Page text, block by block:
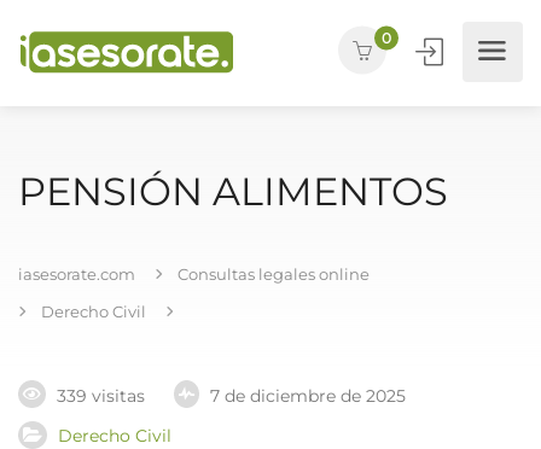
0
PENSIÓN ALIMENTOS
iasesorate.com
Consultas legales online
Derecho Civil
339 visitas
7 de diciembre de 2025
Derecho Civil